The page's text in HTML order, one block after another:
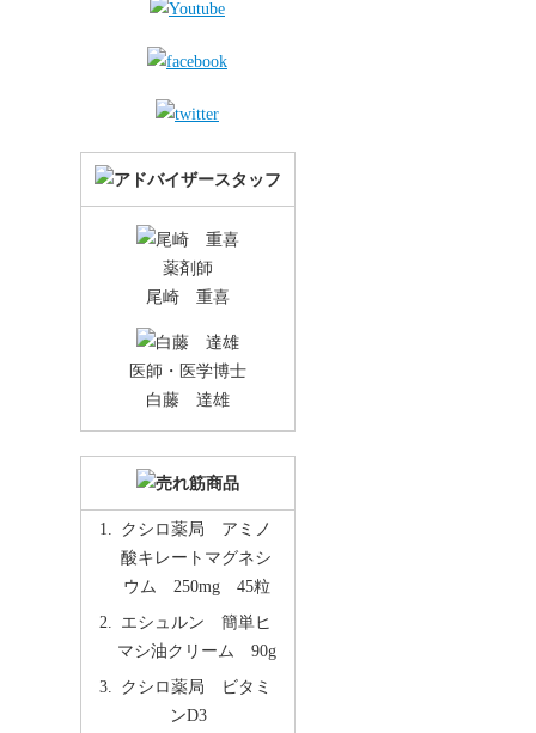
薬剤師
尾崎 重喜
医師・医学博士
白藤 達雄
クシロ薬局 アミノ
酸キレートマグネシ
ウム 250mg 45粒
エシュルン 簡単ヒ
マシ油クリーム 90g
クシロ薬局 ビタミ
ンD3